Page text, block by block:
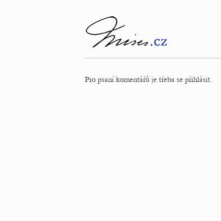
Pro psaní komentářů je třeba se přihlásit.